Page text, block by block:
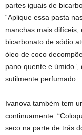
partes iguais de
“Aplique essa pasta
manchas mais
bicarbonato de sódio
óleo de coco
pano quente e
sutilmente perfumado.
Ivanova também tem
continuamente.
seco na parte de trás